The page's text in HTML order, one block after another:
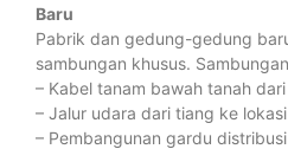
Baru
Pabrik dan gedung-gedung
sambungan khusus.
– Kabel tanam bawah tanah
– Jalur udara dari tiang ke lokasi
– Pembangunan gardu